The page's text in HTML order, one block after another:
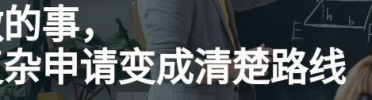
事，
申请变成清楚路线